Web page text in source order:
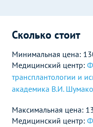
Сколько стоит
Минимальная цена:
Медицинский центр:
трансплантологии и
академика В.И.
Максимальная цена:
Медицинский центр: